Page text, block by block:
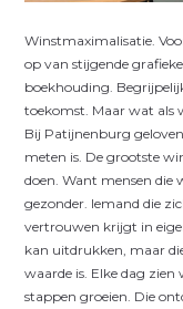
Winstmaximalisatie.
op van stijgende
boekhouding.
toekomst. Maar wat als
Bij Patijnenburg
meten is. De grootste
doen. Want mensen die
gezonder. Iemand die
vertrouwen krijgt in
kan uitdrukken, maar
waarde is. Elke dag
stappen groeien. Die